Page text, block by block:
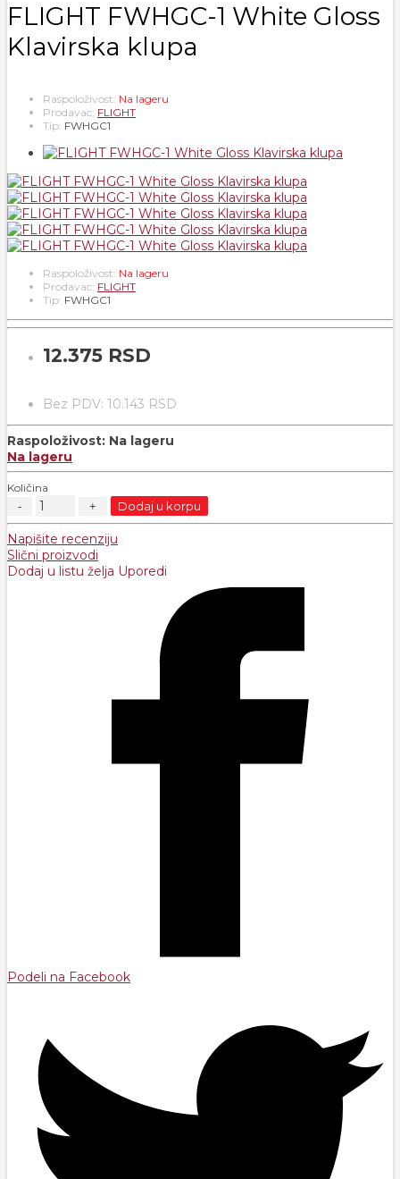
FLIGHT FWHGC-1 White Gloss
Klavirska klupa
Raspoloživost: Na lageru
Prodavac: FLIGHT
Tip: FWHGC1
Raspoloživost: Na lageru
Prodavac: FLIGHT
Tip: FWHGC1
12.375 RSD
Bez PDV: 10.143 RSD
Raspoloživost: Na lageru
Na lageru
Količina
Dodaj u korpu
Napišite recenziju
Slični proizvodi
Dodaj u listu želja Uporedi
Podeli na Facebook